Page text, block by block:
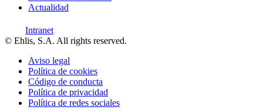
Actualidad
Intranet
© Ehlis, S.A. All rights reserved.
Aviso legal
Política de cookies
Código de conducta
Política de privacidad
Política de redes sociales